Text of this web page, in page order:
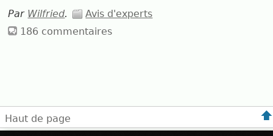
Par Wilfried.
Avis d'experts
186 commentaires
Haut de page